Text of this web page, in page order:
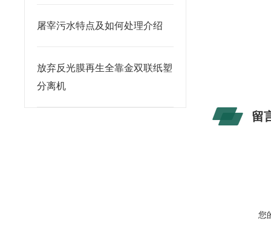
屠宰污水特点及如何处理介绍
放弃反光膜再生全靠金双联纸塑
分离机
留
您